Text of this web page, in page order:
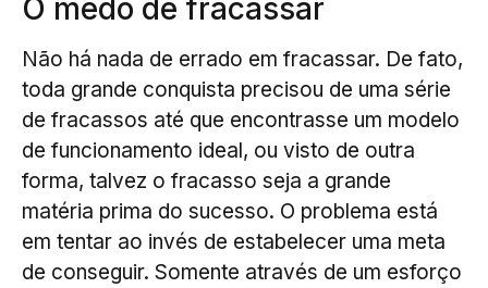
O medo de fracassar
Não há nada de errado em fracassar. De fato,
toda grande conquista precisou de uma série
de fracassos até que encontrasse um modelo
de funcionamento ideal, ou visto de outra
forma, talvez o fracasso seja a grande
matéria prima do sucesso. O problema está
em tentar ao invés de estabelecer uma meta
de conseguir. Somente através de um esforço